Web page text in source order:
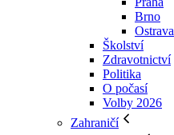
Brno
Ostrava
Školství
Zdravotnictví
Politika
O počasí
Volby 2026
Zahraničí